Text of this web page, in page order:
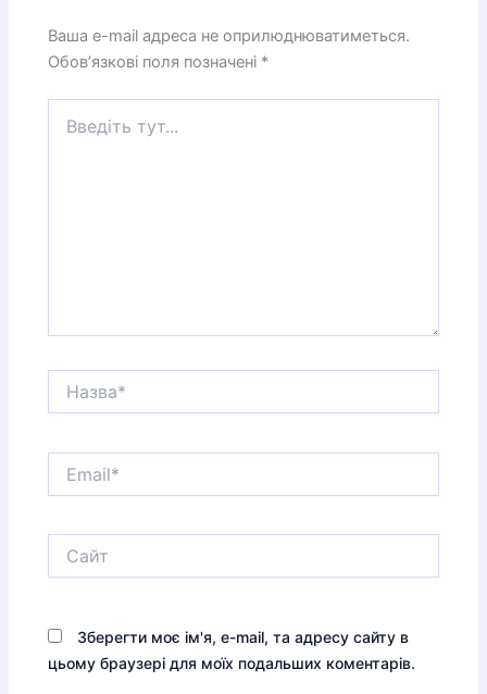
Ваша e-mail адреса не оприлюднюватиметься.
Обов’язкові поля позначені *
тут...
Зберегти моє ім'я, e-mail, та адресу сайту в
цьому браузері для моїх подальших коментарів.